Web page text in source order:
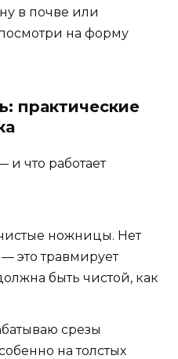
в почве или
на форму
практические
и что работает
ножницы. Нет
это травмирует
быть чистой, как
срезы
на толстых